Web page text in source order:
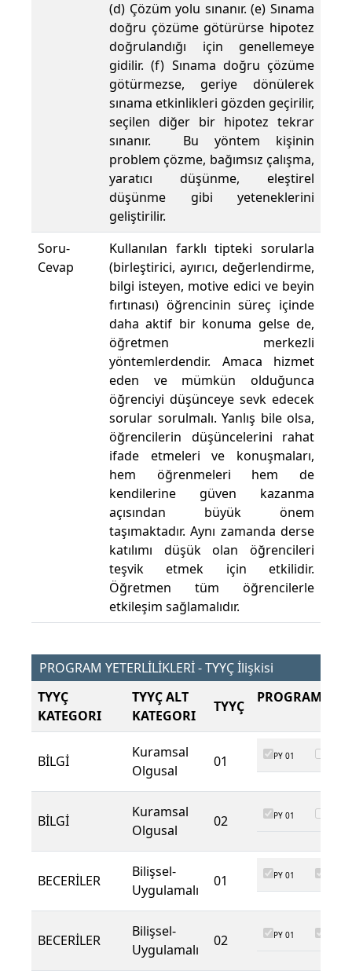
(d) Çözüm yolu sınanır. (e) Sınama
doğru çözüme götürürse hipotez
doğrulandığı için genellemeye
gidilir. (f) Sınama doğru çözüme
götürmezse, geriye dönülerek
sınama etkinlikleri gözden geçirilir,
seçilen diğer bir hipotez tekrar
sınanır. Bu yöntem kişinin
problem çözme, bağımsız çalışma,
yaratıcı düşünme, eleştirel
düşünme gibi yeteneklerini
geliştirilir.
Soru-
Cevap
Kullanılan farklı tipteki sorularla
(birleştirici, ayırıcı, değerlendirme,
bilgi isteyen, motive edici ve beyin
fırtınası) öğrencinin süreç içinde
daha aktif bir konuma gelse de,
öğretmen merkezli
yöntemlerdendir. Amaca hizmet
eden ve mümkün olduğunca
öğrenciyi düşünceye sevk edecek
sorular sorulmalı. Yanlış bile olsa,
öğrencilerin düşüncelerini rahat
ifade etmeleri ve konuşmaları,
hem öğrenmeleri hem de
kendilerine güven kazanma
açısından büyük önem
taşımaktadır. Aynı zamanda derse
katılımı düşük olan öğrencileri
teşvik etmek için etkilidir.
Öğretmen tüm öğrencilerle
etkileşim sağlamalıdır.
PROGRAM YETERLİLİKLERİ - TYYÇ İlişkisi
TYYÇ
KATEGORI
TYYÇ ALT
KATEGORI
TYYÇ
PROGRAM
BİLGİ
Kuramsal
Olgusal
01 PY 01
BİLGİ
Kuramsal
Olgusal
02 PY 01
BECERİLER
Bilişsel-
Uygulamalı
01 PY 01
BECERİLER
Bilişsel-
Uygulamalı
02 PY 01